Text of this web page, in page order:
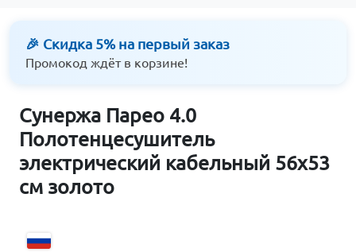
🎉 Скидка 5% на первый заказ
Промокод ждёт в корзине!
Сунержа Парео 4.0
Полотенцесушитель
электрический кабельный 56х53
см золото